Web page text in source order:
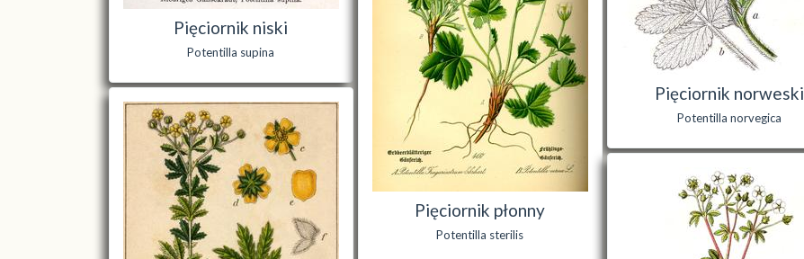
Pięciornik niski
Potentilla supina
Pięciornik norweski
Potentilla norvegica
Pięciornik płonny
Potentilla sterilis